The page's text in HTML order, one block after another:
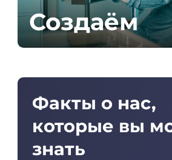
Создаём
Факты о нас,
которые вы
знать